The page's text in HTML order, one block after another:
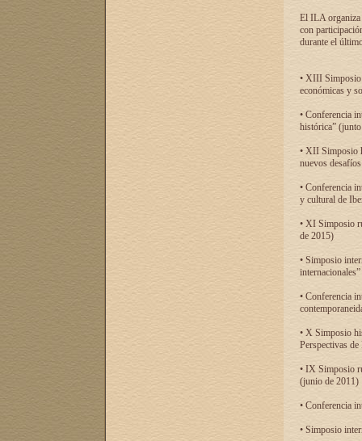
El ILA organiza
con
durante el
• XIII Simposio
económicas y
• Conferencia
histórica”
• XII Simposio
nuevos
• Conferencia
y cultural de
• XI Simposio
de 2015)
• Simposio
• Conferencia
• X Simposio
Perspectivas
• IX Simposio
(junio de 2011)
• Conferencia
• Simposio